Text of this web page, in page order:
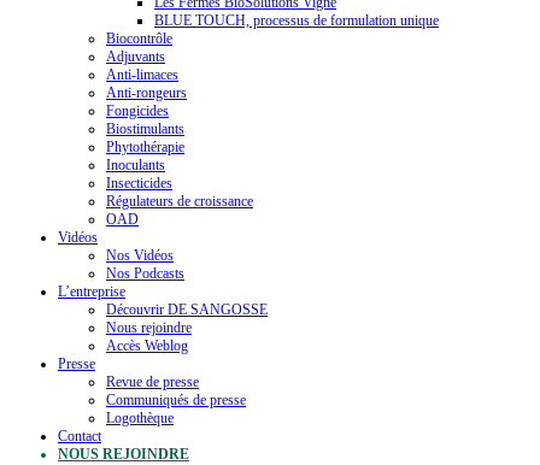
BLUE TOUCH, processus de formulation unique
Biocontrôle
Adjuvants
Anti-limaces
Anti-rongeurs
Fongicides
Biostimulants
Phytothérapie
Inoculants
Insecticides
Régulateurs de croissance
OAD
Vidéos
Nos Vidéos
Nos Podcasts
L’entreprise
Découvrir DE SANGOSSE
Nous rejoindre
Accès Weblog
Presse
Revue de presse
Communiqués de presse
Logothèque
Contact
NOUS REJOINDRE